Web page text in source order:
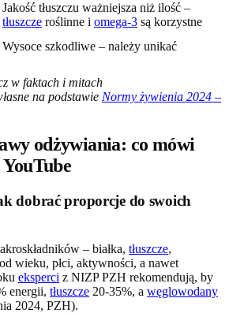
Jakość tłuszczu ważniejsza niż ilość –
tłuszcze roślinne i omega-3 są korzystne
Wysoce szkodliwe – należy unikać
w faktach i mitach
na podstawie Normy żywienia 2024 –
odżywiania: co mówi
dobrać proporcje do swoich
– białka, tłuszcze,
wieku, płci, aktywności, a nawet
eksperci z NIZP PZH rekomendują, by
energii, tłuszcze 20-35%, a węglowodany
2024, PZH).